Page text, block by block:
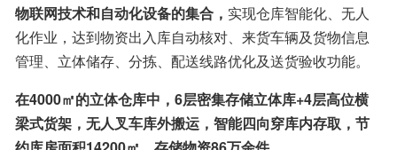
物联网技术和自动化设备的集合， 实现仓库智能化、无人
化作业，达到物资出入库自动核对、来货车辆及货物信息
管理、立体储存、分拣、配送线路优化及送货验收功能。
在4000㎡的立体仓库中，6层密集存储立体库+4层高位横
梁式货架，无人叉车库外搬运，智能四向穿库内存取，节